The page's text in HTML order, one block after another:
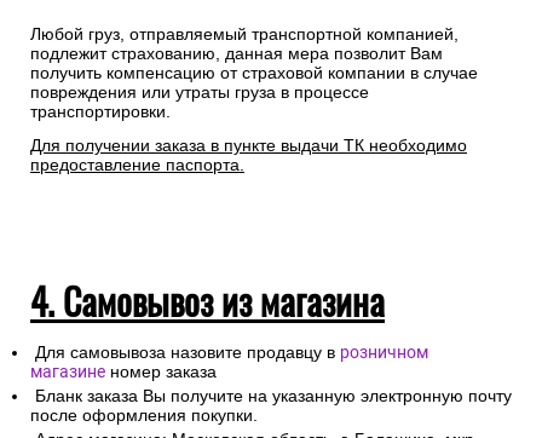
Любой груз, отправляемый транспортной компанией,
подлежит страхованию, данная мера позволит Вам
получить компенсацию от страховой компании в случае
повреждения или утраты груза в процессе
транспортировки.
Для получении заказа в пункте выдачи ТК необходимо
предоставление паспорта.
4. Самовывоз из магазина
Для самовывоза назовите продавцу в розничном
магазине номер заказа
Бланк заказа Вы получите на указанную электронную почту
после оформления покупки.